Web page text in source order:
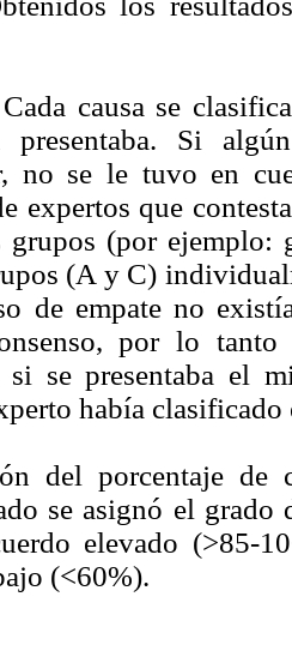
causa se
presentaba. Si
no se le tuvo en
expertos que
grupos (por ejemplo:
(A y C)
de empate no
por lo tanto
si se presentaba el
había clasificado
del porcentaje de
se asignó el grado
elevado (>85-
(<60%).